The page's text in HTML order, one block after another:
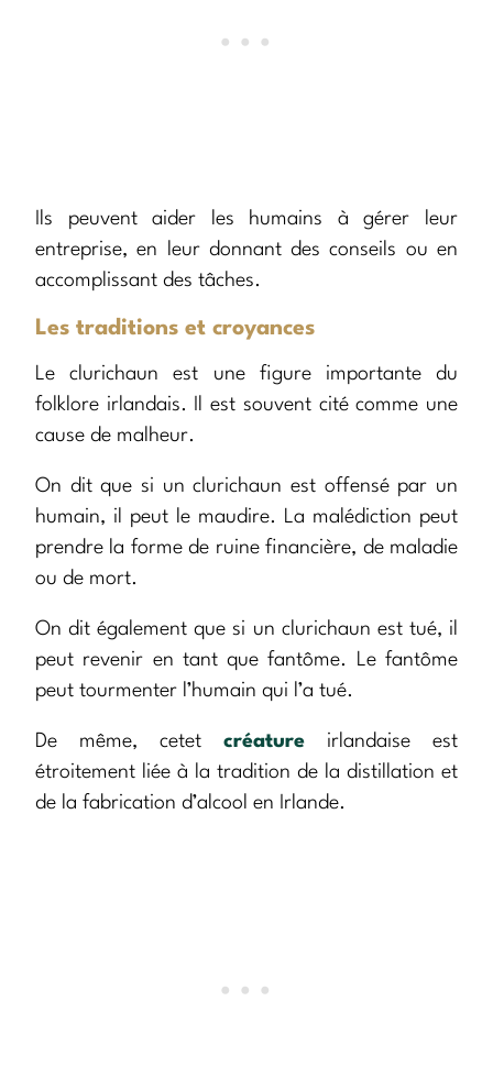
Ils peuvent aider les humains à gérer leur
entreprise, en leur donnant des conseils ou en
accomplissant des tâches.
Les traditions et croyances
Le clurichaun est une figure importante du
folklore irlandais. Il est souvent cité comme une
cause de malheur.
On dit que si un clurichaun est offensé par un
humain, il peut le maudire. La malédiction peut
prendre la forme de ruine financière, de maladie
ou de mort.
On dit également que si un clurichaun est tué, il
peut revenir en tant que fantôme. Le fantôme
peut tourmenter l’humain qui l’a tué.
De même, cetet créature irlandaise est
étroitement liée à la tradition de la distillation et
de la fabrication d’alcool en Irlande.